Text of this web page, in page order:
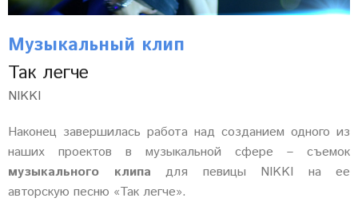
Музыкальный клип
Так легче
NIKKI
Наконец завершилась работа над созданием одного из
наших проектов в музыкальной сфере – съемок
музыкального клипа для певицы NIKKI на ее
авторскую песню «Так легче».